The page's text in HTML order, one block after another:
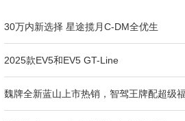
30万内新选择 星途揽月C-DM全优生
2025款EV5和EV5 GT-Line
魏牌全新蓝山上市热销，智驾王牌配超级